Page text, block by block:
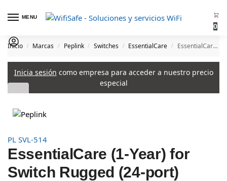
MENU
0
Inicio / Marcas / Peplink / Switches / EssentialCare / EssentialCare (1-Year) for Switch Rugged (24-port)
Inicia sesión como empresa para acceder a nuestro precio
especial
PL SVL-514
EssentialCare (1-Year) for
Switch Rugged (24-port)